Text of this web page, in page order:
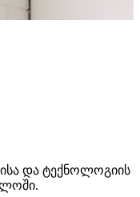
და ტექნოლოგიის